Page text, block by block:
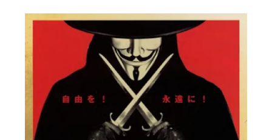
書
く
ロ
グ